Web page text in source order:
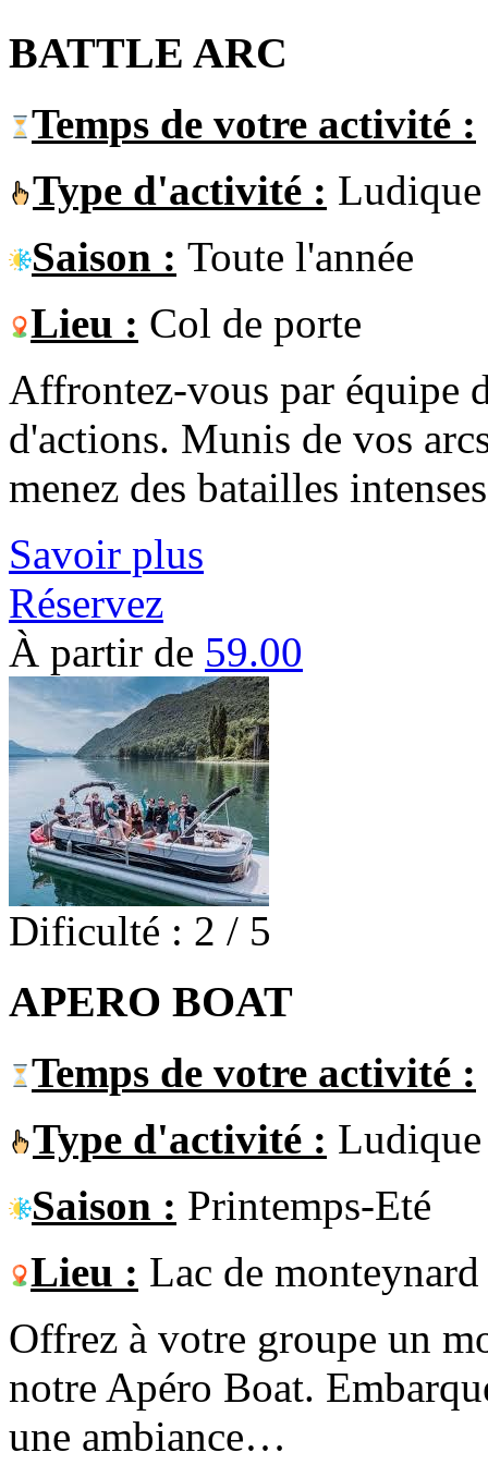
BATTLE ARC
Temps de votre activité :
Type d'activité : Ludique
Saison : Toute l'année
Lieu : Col de porte
Affrontez-vous par équipe
d'actions. Munis de vos
menez des batailles
Savoir plus
Réservez
À partir de 59.00
Dificulté : 2 / 5
APERO BOAT
Temps de votre activité :
Type d'activité : Ludique
Saison : Printemps-Eté
Lieu : Lac de monteynard
Offrez à votre groupe un
notre Apéro Boat.
une ambiance…